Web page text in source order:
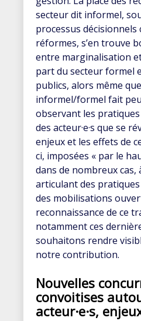
secteur dit informel,
processus décisionnels
réformes, s’en trouve
entre marginalisation
part du secteur formel
publics, alors même
informel/formel fait peu
observant les
des acteur·e·s que se
enjeux et les effets de
ci, imposées « par le
dans de nombreux cas,
articulant des
des mobilisations
reconnaissance de ce
notamment ces
souhaitons rendre
notre contribution.
Nouvelles
convoitises
acteur·e·s,